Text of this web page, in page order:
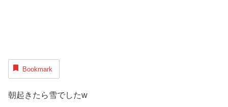
Bookmark
朝起きたら雪でしたw